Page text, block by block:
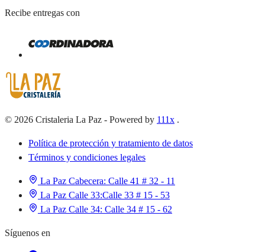
Recibe entregas con
© 2026 Cristaleria La Paz - Powered by 111x .
Política de protección y tratamiento de datos
Términos y condiciones legales
La Paz Cabecera: Calle 41 # 32 - 11
La Paz Calle 33:Calle 33 # 15 - 53
La Paz Calle 34: Calle 34 # 15 - 62
Síguenos en